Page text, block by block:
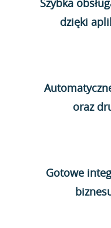
Szybka
dzięki
oraz
Gotowe